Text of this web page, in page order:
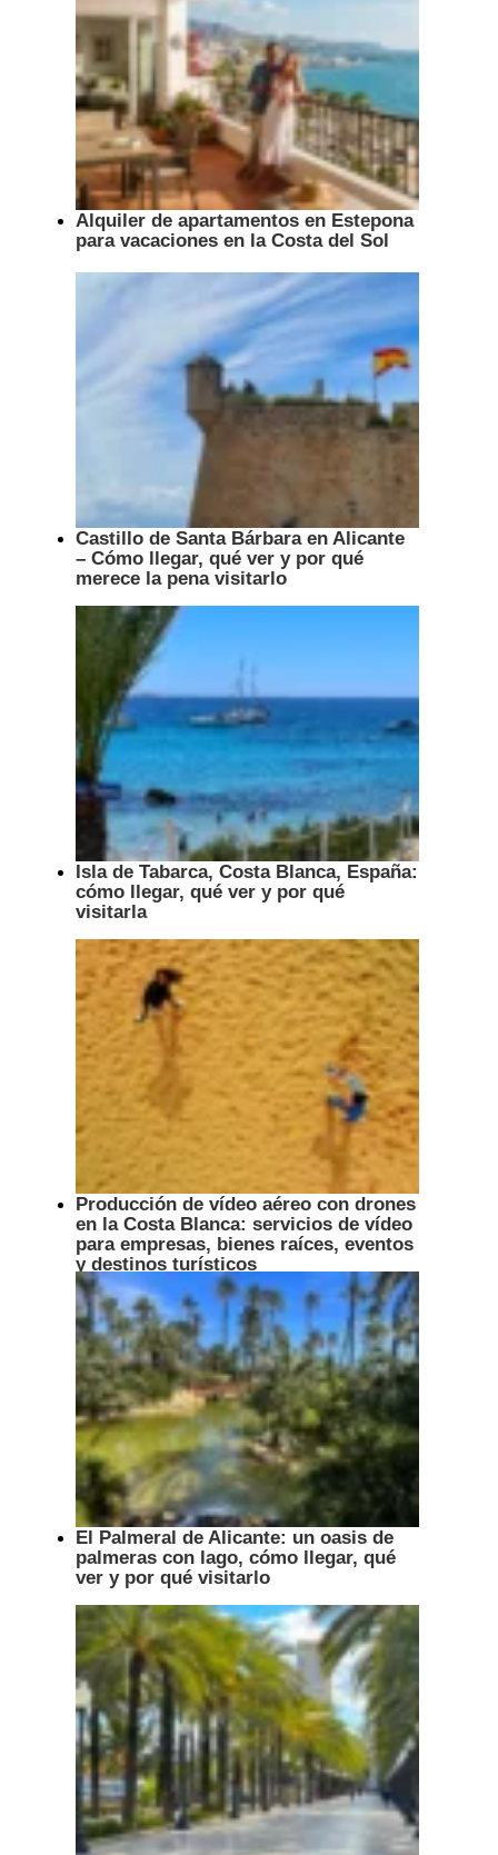
Alquiler de apartamentos en Estepona
para vacaciones en la Costa del Sol
Castillo de Santa Bárbara en Alicante
– Cómo llegar, qué ver y por qué
merece la pena visitarlo
Isla de Tabarca, Costa Blanca, España:
cómo llegar, qué ver y por qué
visitarla
Producción de vídeo aéreo con drones
en la Costa Blanca: servicios de vídeo
para empresas, bienes raíces, eventos
y destinos turísticos
El Palmeral de Alicante: un oasis de
palmeras con lago, cómo llegar, qué
ver y por qué visitarlo